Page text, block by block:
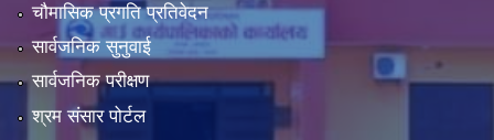
चौमासिक प्रगति प्रतिवेदन
सार्वजनिक सुनुवाई
सार्वजनिक परीक्षण
श्रम संसार पोर्टल